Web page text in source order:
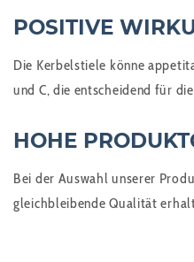
POSITIVE
Die Kerbelstiele könne
und C, die entscheidend für
HOHE
Bei der Auswahl unserer
gleichbleibende Qualität